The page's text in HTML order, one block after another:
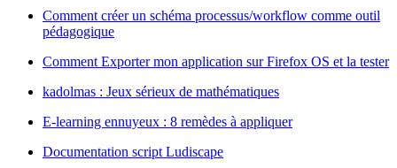
Comment créer un schéma processus/workflow comme outil
pédagogique
Comment Exporter mon application sur Firefox OS et la tester
kadolmas : Jeux sérieux de mathématiques
E-learning ennuyeux : 8 remèdes à appliquer
Documentation script Ludiscape